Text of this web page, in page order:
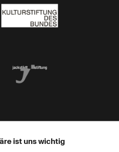
ist uns wichtig